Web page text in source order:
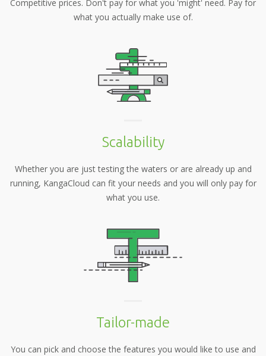
Competitive prices. Don't pay for what you 'might' need. Pay for
what you actually make use of.
Scalability
Whether you are just testing the waters or are already up and
running, KangaCloud can fit your needs and you will only pay for
what you use.
Tailor-made
You can pick and choose the features you would like to use and